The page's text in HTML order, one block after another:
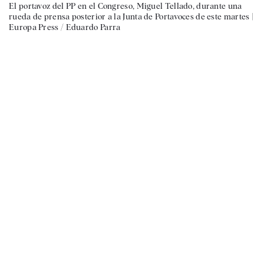
El portavoz del PP en el Congreso, Miguel Tellado, durante una
rueda de prensa posterior a la Junta de Portavoces de este martes |
Europa Press / Eduardo Parra